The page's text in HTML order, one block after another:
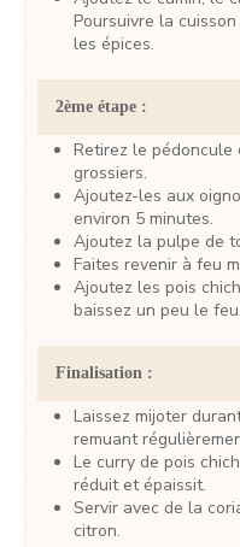
Poursuivre la
les épices.
2ème étape :
Retirez le pédoncule des tomates et coupez-les en dés
grossiers.
Ajoutez-les aux oignons et épices. Faites revenir durant
environ 5 minutes.
Ajoutez la pulpe de
Faites revenir à feu
Ajoutez les pois chiches et la farine de pois chiches et
baissez un peu le feu.
Finalisation :
Laissez mijoter durant 15/20 minutes à feu moyen en
remuant
Le curry de pois chiches est prêt lorsque la sauce aura
réduit et épaissit.
Servir avec de la coriandre hachée et un quart de
citron.